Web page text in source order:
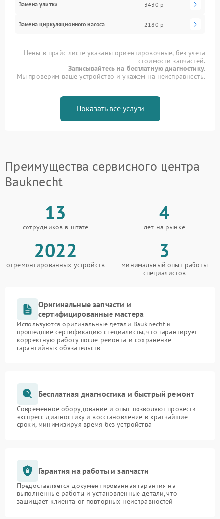
Замена улитки 3430 р
Замена циркуляционного насоса 2180 р
Цены в прайс-листе указаны ориентировочные, без учета
стоимости запчастей.
Записывайтесь на бесплатную диагностику.
Мы проверим ваше устройство и укажем на неисправность.
Показать все услуги
Преимущества сервисного центра
Bauknecht
13
сотрудников в штате
4
лет на рынке
2022
отремонтированных устройств
3
минимальный опыт работы
специалистов
Оригинальные запчасти и
сертифицированные мастера
Используются оригинальные детали Bauknecht и
прошедшие сертификацию специалисты, что гарантирует
корректную работу после ремонта и сохранение
гарантийных обязательств
Бесплатная диагностика и быстрый ремонт
Современное оборудование и опыт позволяют провести
экспресс-диагностику и восстановление в кратчайшие
сроки, минимизируя время без устройства
Гарантия на работы и запчасти
Предоставляется документированная гарантия на
выполненные работы и установленные детали, что
защищает клиента от повторных неисправностей